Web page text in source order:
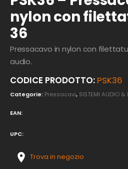
nylon con
36
Pressacavo in nylon con
audio.
CODICE PRODOTTO: PSK36
Categorie: Pressacavi, SISTEMI AUDIO &
EAN:
UPC:
Trova in negozio